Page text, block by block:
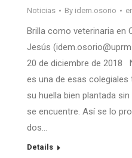
Noticias By idem.osorio
Brilla como veterinaria en
Jesús
20 de diciembre de 2018
es una de esas
su huella bien plantada
se encuentre. Así se lo
dos…
Details